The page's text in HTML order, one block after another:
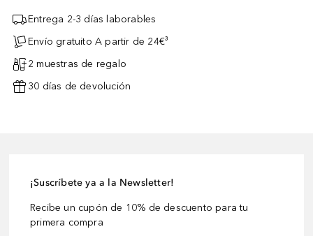
Entrega 2-3 días laborables
Envío gratuito A partir de 24€³
2 muestras de regalo
30 días de devolución
¡Suscríbete ya a la Newsletter!
Recibe un cupón de 10% de descuento para tu
primera compra